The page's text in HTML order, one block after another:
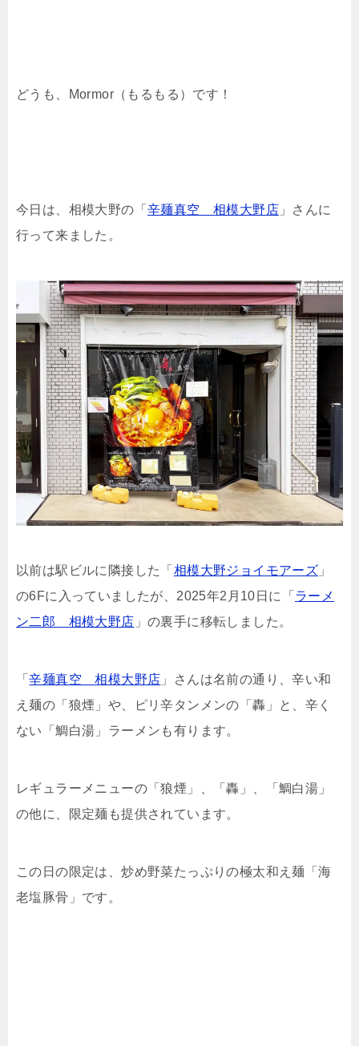
どうも、Mormor（もるもる）です！
今日は、相模大野の「 辛麺真空 相模大野店 」さんに
行って来ました。
以前は駅ビルに隣接した「 相模大野ジョイモアーズ 」
の6Fに入っていましたが、2025年2月10日に「 ラーメ
ン二郎 相模大野店 」の裏手に移転しました。
「辛麺真空 相模大野店 」さんは名前の通り、辛い和
え麺の「狼煙」や、ピリ辛タンメンの「轟」と、辛く
ない「鯛白湯」ラーメンも有ります。
レギュラーメニューの「狼煙」、「轟」、「鯛白湯」
の他に、限定麺も提供されています。
この日の限定は、炒め野菜たっぷりの極太和え麺「海
老塩豚骨」です。